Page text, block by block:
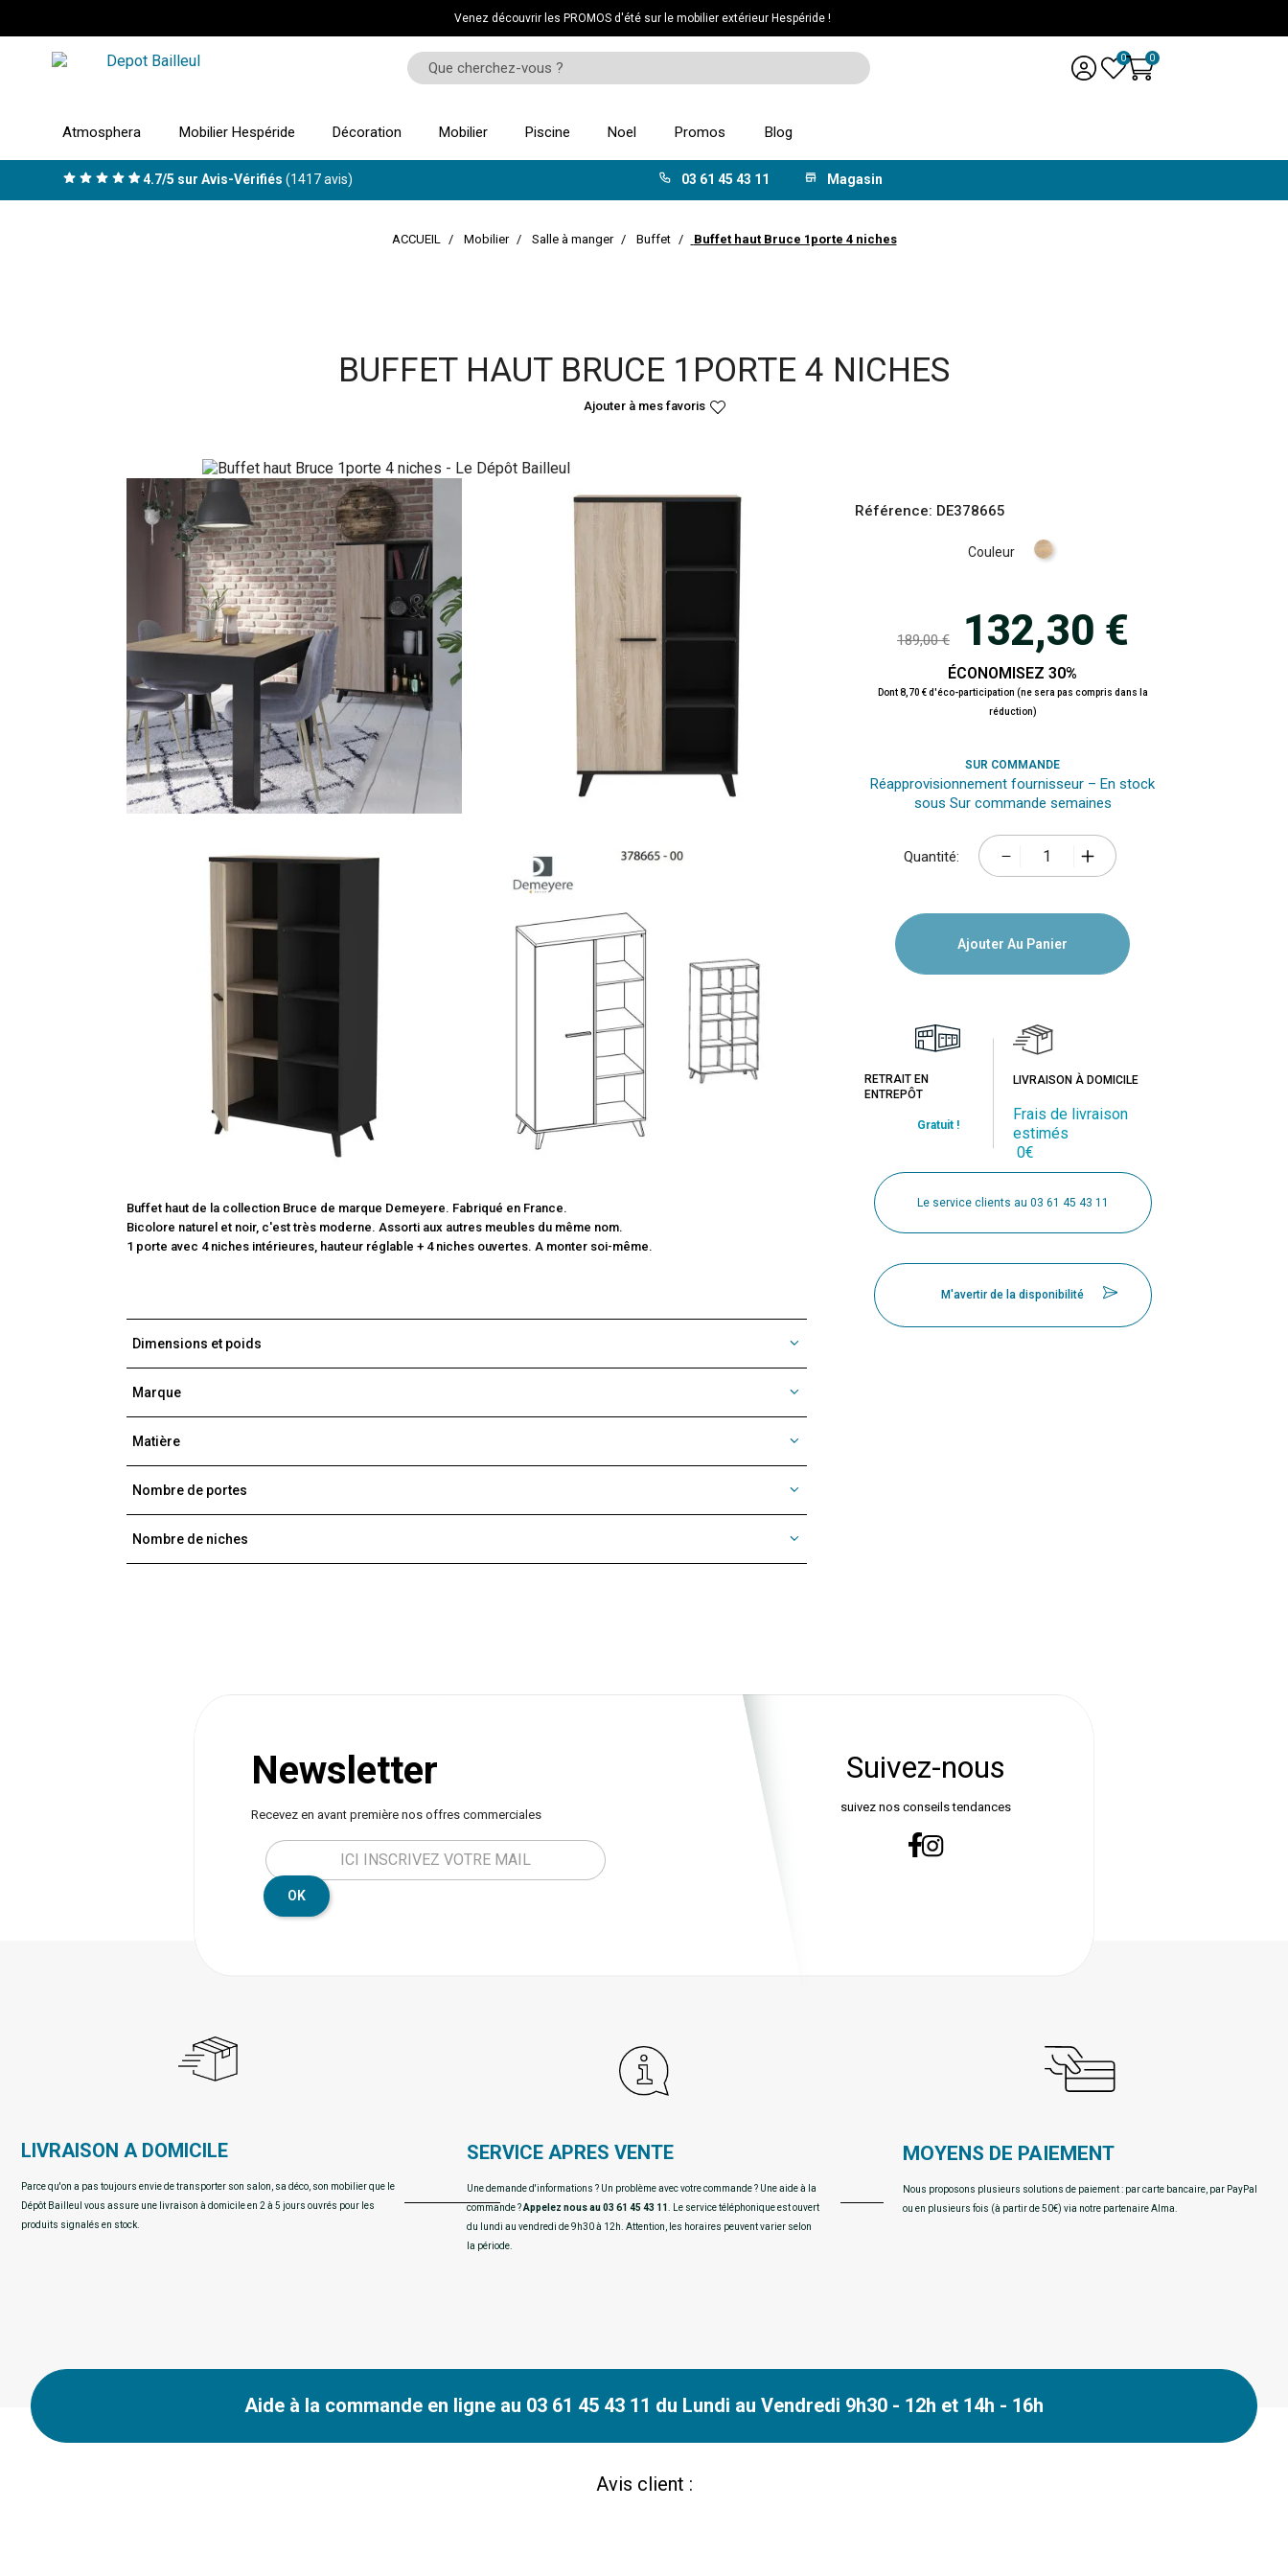
Venez découvrir les PROMOS d'été sur le mobilier extérieur Hespéride !
0 0
Atmosphera Mobilier Hespéride Décoration Mobilier Piscine Noel Promos Blog
4.7/5 sur Avis-Vérifiés (1417 avis) 03 61 45 43 11 Magasin
ACCUEIL Mobilier Salle à manger Buffet Buffet haut Bruce 1porte 4 niches
BUFFET HAUT BRUCE 1PORTE 4 NICHES
Buffet haut de la collection Bruce de marque Demeyere. Fabriqué en France.
Bicolore naturel et noir, c'est très moderne. Assorti aux autres meubles du même nom.
1 porte avec 4 niches intérieures, hauteur réglable + 4 niches ouvertes. A monter soi-même.
Dimensions et poids
Marque
Matière
Nombre de portes
Nombre de niches
Référence: DE378665
Couleur
Naturel
189,00 € 132,30 €
ÉCONOMISEZ 30%
Dont 8,70 € d'éco-participation (ne sera pas compris dans la
réduction)
SUR COMMANDE
Réapprovisionnement fournisseur – En stock
sous Sur commande semaines
Quantité:
Ajouter Au Panier
RETRAIT EN
ENTREPÔT
Gratuit !
LIVRAISON À DOMICILE
Frais de livraison
estimés
0€
Le service clients au 03 61 45 43 11
M'avertir de la disponibilité
Newsletter
Recevez en avant première nos offres commerciales
OK
Suivez-nous
suivez nos conseils tendances
LIVRAISON A DOMICILE
Parce qu'on a pas toujours envie de transporter son salon, sa déco, son mobilier que le
Dépôt Bailleul vous assure une livraison à domicile en 2 à 5 jours ouvrés pour les
produits signalés en stock.
SERVICE APRES VENTE
Une demande d'informations ? Un problème avec votre commande ? Une aide à la
commande ?Appelez nous au 03 61 45 43 11
. Le service téléphonique est ouvert
du lundi au vendredi de 9h30 à 12h. Attention, les horaires peuvent varier selon
la période.
MOYENS DE PAIEMENT
Nous proposons plusieurs solutions de paiement : par carte bancaire, par PayPal
ou en plusieurs fois (à partir de 50€) via notre partenaire Alma.
Aide à la commande en ligne au 03 61 45 43 11 du Lundi au Vendredi 9h30 - 12h et 14h - 16h
Avis client :